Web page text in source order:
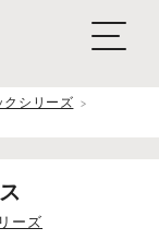
クシリーズ
ーズ